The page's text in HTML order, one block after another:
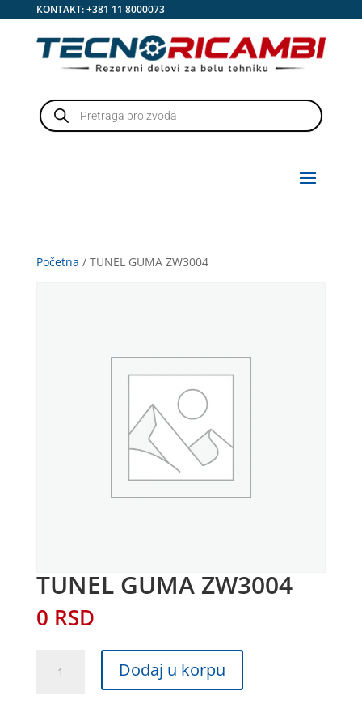
KONTAKT:+381 11 8000073
Products
search
Početna / TUNEL GUMA ZW3004
TUNEL GUMA ZW3004
0 RSD
GUMA
Dodaj u korpu